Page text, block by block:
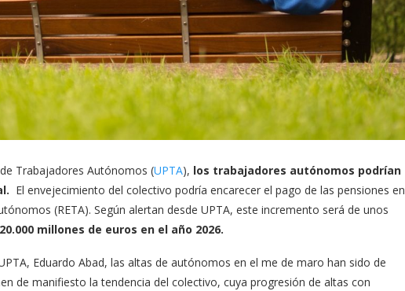
Trabajadores Autónomos (UPTA), los trabajadores autónomos podrían
El envejecimiento del colectivo podría encarecer el pago de las pensiones en
(RETA). Según alertan desde UPTA, este incremento será de unos
20.000 millones de euros en el año 2026.
Eduardo Abad, las altas de autónomos en el me de maro han sido de
de manifiesto la tendencia del colectivo, cuya progresión de altas con